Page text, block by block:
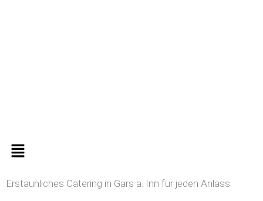
Menü
Erstaunliches Catering in Gars a. Inn für jeden Anlass